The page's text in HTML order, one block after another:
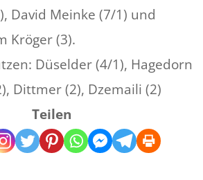
David Meinke (7/1) und
Kröger (3).
Düselder (4/1), Hagedorn
Dittmer (2), Dzemaili (2)
Teilen